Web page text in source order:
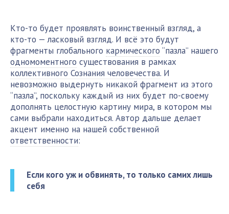
Кто-то будет проявлять воинственный взгляд, а
кто-то — ласковый взгляд. И всё это будут
фрагменты глобального кармического “пазла” нашего
одномоментного существования в рамках
коллективного Сознания человечества. И
невозможно выдернуть никакой фрагмент из этого
“пазла”, поскольку каждый из них будет по-своему
дополнять целостную картину мира, в котором мы
сами выбрали находиться. Автор дальше делает
акцент именно на нашей собственной
ответственности:
Если кого уж и обвинять, то только самих лишь
себя